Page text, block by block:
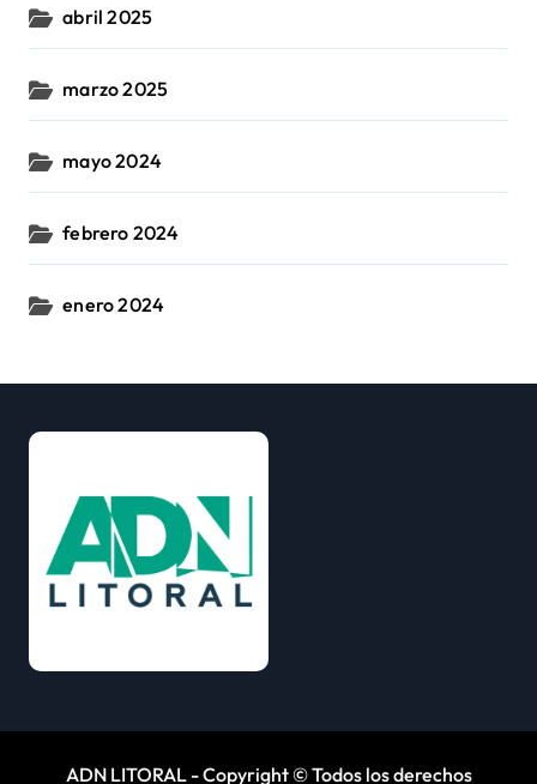
abril 2025
marzo 2025
mayo 2024
febrero 2024
enero 2024
ADN LITORAL - Copyright © Todos los derechos